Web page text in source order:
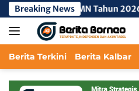
Langsung
ke
konten
Breaking News
& BUMN Tahun 2026, 32 Tim
Berita Terkini Berita Kalbar